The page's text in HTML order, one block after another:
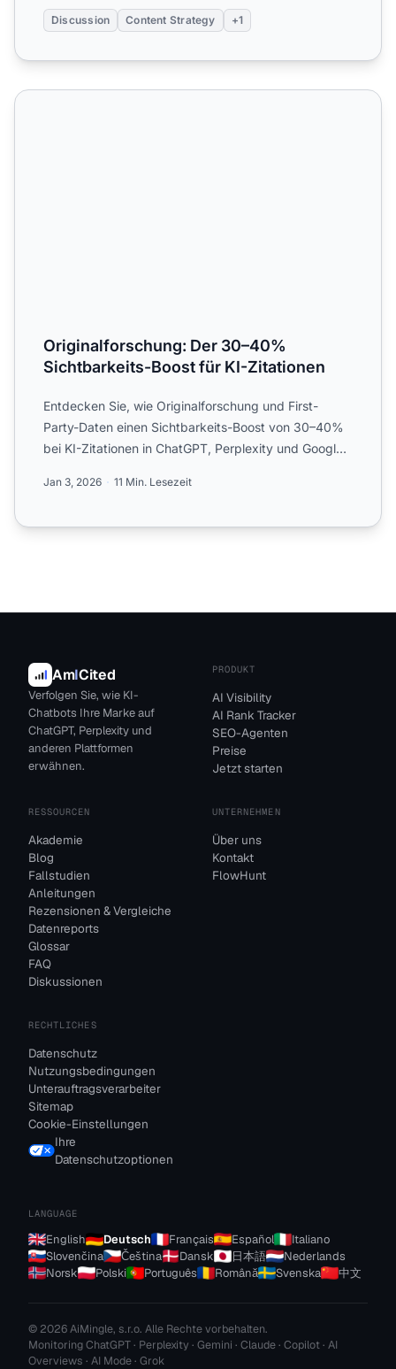
Discussion Content Strategy +1
Originalforschung: Der 30–40% Sichtbarkeits-Boost für
Originalforschung: Der 30–40%
Sichtbarkeits-Boost für KI-Zitationen
Entdecken Sie, wie Originalforschung und First-
Party-Daten einen Sichtbarkeits-Boost von 30–40%
bei KI-Zitationen in ChatGPT, Perplexity und Google
Jan 3, 2026 11 Min. Lesezeit
AmICited
Verfolgen Sie, wie KI-
Chatbots Ihre Marke auf
ChatGPT, Perplexity und
anderen Plattformen
erwähnen.
PRODUKT
AI Visibility
AI Rank Tracker
SEO-Agenten
Preise
Jetzt starten
RESSOURCEN
Akademie
Blog
Fallstudien
Anleitungen
Rezensionen & Vergleiche
Datenreports
Glossar
FAQ
Diskussionen
UNTERNEHMEN
Über uns
Kontakt
FlowHunt
RECHTLICHES
Datenschutz
Nutzungsbedingungen
Unterauftragsverarbeiter
Sitemap
Cookie-Einstellungen
Ihre
Datenschutzoptionen
LANGUAGE
English Deutsch Français Español
Italiano
Slovenčina
Čeština Dansk 日本語
Nederlands
Norsk
Polski Português Română Svenska 中文
© 2026 AiMingle, s.r.o. Alle Rechte vorbehalten.
Monitoring ChatGPT · Perplexity · Gemini · Claude · Copilot · AI
Overviews · AI Mode · Grok